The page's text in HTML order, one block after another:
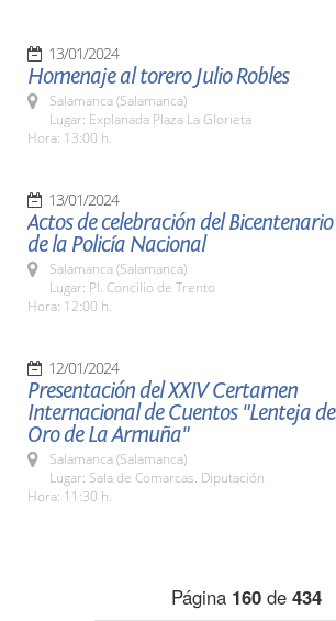
13/01/2024
Homenaje al torero Julio Robles
Salamanca (Salamanca)
Lugar: Explanada Plaza La Glorieta
Hora: 13:00 h.
13/01/2024
Actos de celebración del Bicentenario
de la Policía Nacional
Salamanca (Salamanca)
Lugar: Pl. Concilio de Trento
Hora: 12:00 h.
12/01/2024
Presentación del XXIV Certamen
Internacional de Cuentos "Lenteja de
Oro de La Armuña"
Salamanca (Salamanca)
Lugar: Sala de Comarcas. Diputación
Hora: 11:30 h.
Página 160de 434